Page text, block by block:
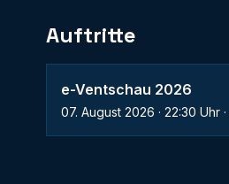
Auftritte
e-Ventschau 2026
07. August 2026 · 22:30 Uhr ·